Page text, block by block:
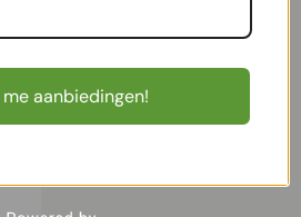
aanbiedingen!